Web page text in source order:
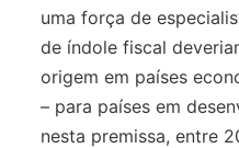
uma força de
de índole fiscal
origem em países
– para países em
nesta premissa, entre